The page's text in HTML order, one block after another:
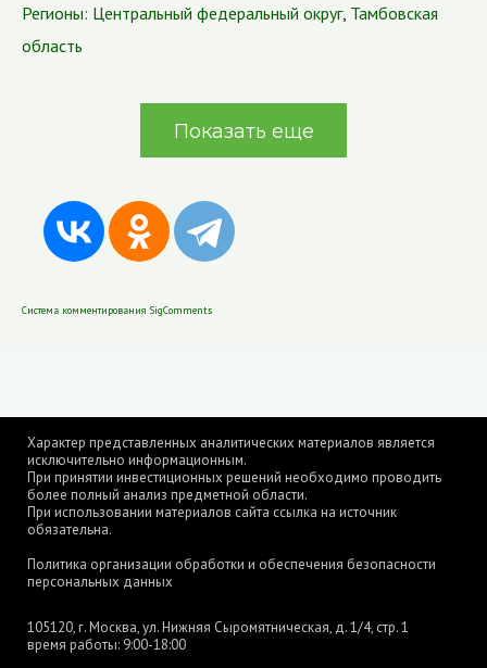
Регионы: Центральный федеральный округ, Тамбовская
область
Показать еще
Система комментирования SigComments
Характер представленных аналитических материалов является
исключительно информационным.
При принятии инвестиционных решений необходимо проводить
более полный анализ предметной области.
При использовании материалов сайта ссылка на источник
обязательна.
Политика организации обработки и обеспечения безопасности
персональных данных
105120, г. Москва, ул. Нижняя Сыромятническая, д. 1/4, стр. 1
время работы: 9:00-18:00